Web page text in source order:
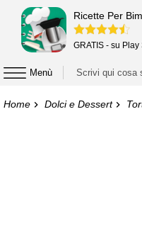
Ricette Per
GRATIS - su Play
Menù
Home Dolci e Dessert